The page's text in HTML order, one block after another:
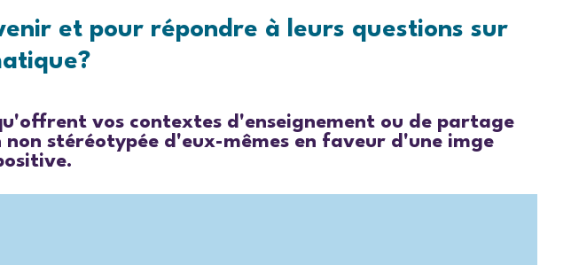
et pour répondre à leurs questions sur
vos contextes d'enseignement ou de partage
stéréotypée d'eux-mêmes en faveur d'une imge